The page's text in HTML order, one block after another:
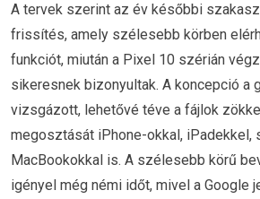
A tervek szerint az év későbbi
frissítés, amely szélesebb körben
funkciót, miután a Pixel 10 szérián
sikeresnek bizonyultak. A koncepció a
vizsgázott, lehetővé téve a fájlok
megosztását iPhone-okkal, iPadekkel,
MacBookokkal is. A szélesebb körű
igényel még némi időt, mivel a Google